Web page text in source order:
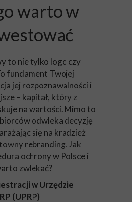
warto w
to nie tylko logo czy
fundament Twojej
jej rozpoznawalności i
– kapitał, który z
na wartości. Mimo to
odwleka decyzję
się na kradzież
rebranding. Jak
ochrony w Polsce i
zwlekać?
w Urzędzie
(UPRP)